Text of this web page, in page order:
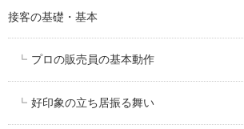
接客の基礎・基本
プロの販売員の基本動作
好印象の立ち居振る舞い